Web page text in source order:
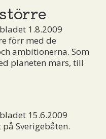
1.8.2009
förr med de
ambitionerna. Som
planeten mars, till
15.6.2009
Sverigebåten.